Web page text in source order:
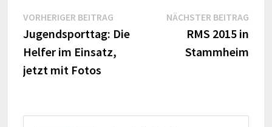
Beitragsnavigation
VORHERIGER BEITRAGVorheriger
Beitrag:
Jugendsporttag: Die
Helfer im Einsatz,
jetzt mit Fotos
NÄCHSTER BEITRAG
RMS 2015 in
Stammheim